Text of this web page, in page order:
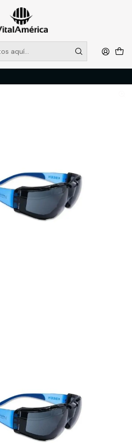
RETIROS EN TIENDA, DESDE
2237
Leer más
PERSONAL
LENTES
L 600 PRO GRIS